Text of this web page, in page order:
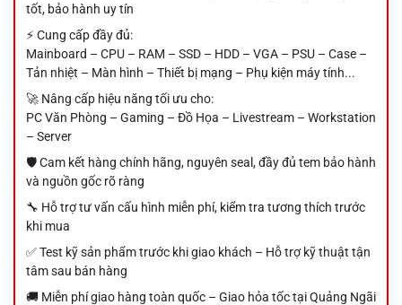
tốt, bảo hành uy tín
⚡ Cung cấp đầy đủ:
Mainboard – CPU – RAM – SSD – HDD – VGA – PSU – Case –
Tản nhiệt – Màn hình – Thiết bị mạng – Phụ kiện máy tính...
🚀 Nâng cấp hiệu năng tối ưu cho:
PC Văn Phòng – Gaming – Đồ Họa – Livestream – Workstation
– Server
🛡️ Cam kết hàng chính hãng, nguyên seal, đầy đủ tem bảo hành
và nguồn gốc rõ ràng
🔧 Hỗ trợ tư vấn cấu hình miễn phí, kiểm tra tương thích trước
khi mua
✅ Test kỹ sản phẩm trước khi giao khách – Hỗ trợ kỹ thuật tận
tâm sau bán hàng
🚚 Miễn phí giao hàng toàn quốc – Giao hỏa tốc tại Quảng Ngãi